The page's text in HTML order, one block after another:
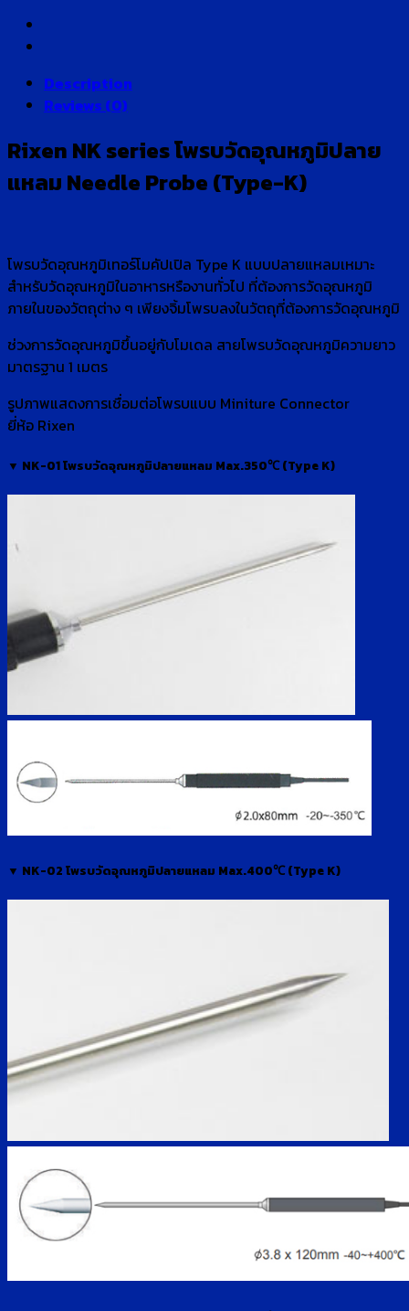
Description
Reviews (0)
Rixen NK series โพรบวัดอุณหภูมิปลาย
แหลม Needle Probe (Type-K)
โพรบวัดอุณหภูมิเทอร์โมคัปเปิล Type K แบบปลายแหลมเหมาะ
สำหรับวัดอุณหภูมิในอาหารหรืองานทั่วไป ที่ต้องการวัดอุณหภูมิ
ภายในของวัตถุต่าง ๆ เพียงจิ้มโพรบลงในวัตถุที่ต้องการวัดอุณหภูมิ
ช่วงการวัดอุณหภูมิขึ้นอยู่กับโมเดล สายโพรบวัดอุณหภูมิความยาว
มาตรฐาน 1 เมตร
รูปภาพแสดงการเชื่อมต่อโพรบแบบ Miniture Connector
ยี่ห้อ Rixen
▼ NK-01 โพรบวัดอุณหภูมิปลายแหลม Max.350℃ (Type K)
▼ NK-02 โพรบวัดอุณหภูมิปลายแหลม Max.400℃ (Type K)